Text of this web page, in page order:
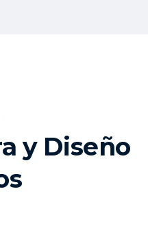
y Diseño